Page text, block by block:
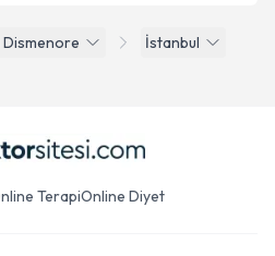
İstanbul
TerapiOnline Diyet